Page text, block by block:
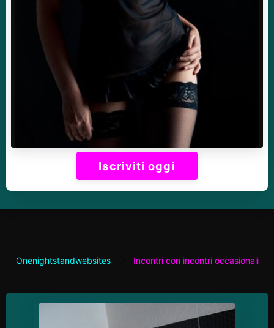
Iscriviti oggi
Onenightstandwebsites Incontri con incontri occasionali